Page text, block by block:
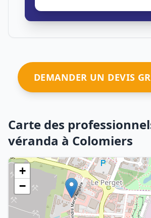
DEMANDER UN DEVIS
Carte des
véranda à Colomiers
+
−